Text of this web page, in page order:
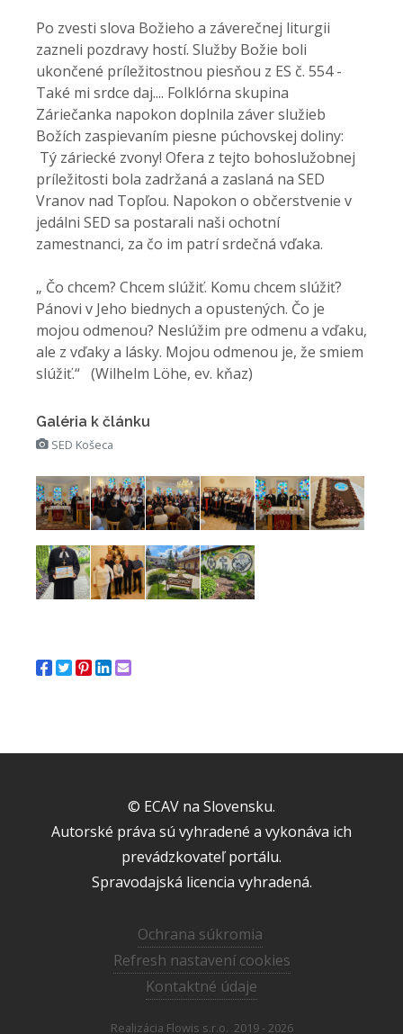
Po zvesti slova Božieho a záverečnej liturgii
zazneli pozdravy hostí. Služby Božie boli
ukončené príležitostnou piesňou z ES č. 554 -
Také mi srdce daj.... Folklórna skupina
Záriečanka napokon doplnila záver služieb
Božích zaspievaním piesne púchovskej doliny:
Tý záriecké zvony! Ofera z tejto bohoslužobnej
príležitosti bola zadržaná a zaslaná na SED
Vranov nad Topľou. Napokon o občerstvenie v
jedálni SED sa postarali naši ochotní
zamestnanci, za čo im patrí srdečná vďaka.
„ Čo chcem? Chcem slúžiť. Komu chcem slúžiť?
Pánovi v Jeho biednych a opustených. Čo je
mojou odmenou? Neslúžim pre odmenu a vďaku,
ale z vďaky a lásky. Mojou odmenou je, že smiem
slúžiť.“ (Wilhelm Löhe, ev. kňaz)
Galéria k článku
SED Košeca
© ECAV na Slovensku.
Autorské práva sú vyhradené a vykonáva ich
prevádzkovateľ portálu.
Spravodajská licencia vyhradená.
Ochrana súkromia
Refresh nastavení cookies
Kontaktné údaje
Realizácia Flowis s.r.o. 2019 - 2026